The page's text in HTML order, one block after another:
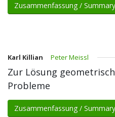
Zusammenfassung /
Karl Killian Peter Meissl
Zur Lösung
Probleme
Zusammenfassung /